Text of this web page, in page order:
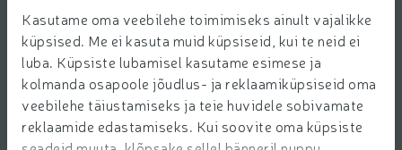
Kasutame oma veebilehe toimimiseks ainult vajalikke
küpsised. Me ei kasuta muid küpsiseid, kui te neid ei
luba. Küpsiste lubamisel kasutame esimese ja
kolmanda osapoole jõudlus- ja reklaamiküpsiseid oma
veebilehe täiustamiseks ja teie huvidele sobivamate
reklaamide edastamiseks. Kui soovite oma küpsiste